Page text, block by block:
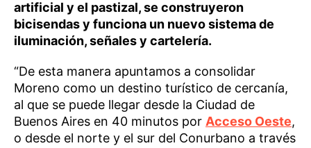
artificial y el pastizal, se construyeron
bicisendas y funciona un nuevo sistema de
iluminación, señales y cartelería.
“De esta manera apuntamos a consolidar
Moreno como un destino turístico de cercanía,
al que se puede llegar desde la Ciudad de
Buenos Aires en 40 minutos por Acceso Oeste,
o desde el norte y el sur del Conurbano a través